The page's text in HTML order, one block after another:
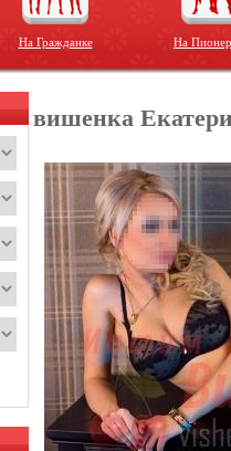
На Гражданке На
вишенка